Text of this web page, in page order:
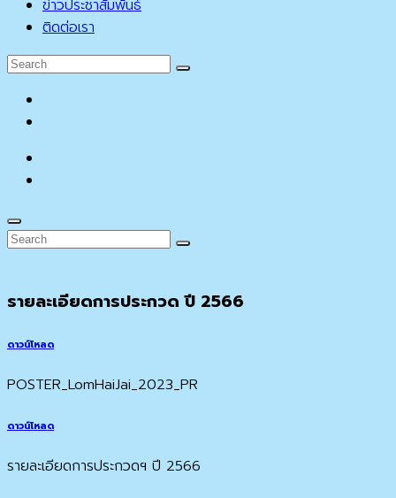
ข่าวประชาสัมพันธ์
ติดต่อเรา
Search
Search
Search
Search
Search
รายละเอียดการประกวด ปี 2566
ดาวน์โหลด
POSTER_LomHaiJai_2023_PR
ดาวน์โหลด
รายละเอียดการประกวดฯ ปี 2566